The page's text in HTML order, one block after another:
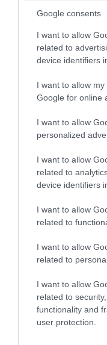
Google consents
I want to allow
related to
device identifiers
I want to allow
Google for online
I want to allow
personalized
I want to allow
related to
device identifiers
I want to allow
related to
I want to allow
related to
I want to allow
related to
functionality and
user protection.
PRONEWS.GR /ΔΙΕΘΝΗΣ
Πτώση στις
δολάρια